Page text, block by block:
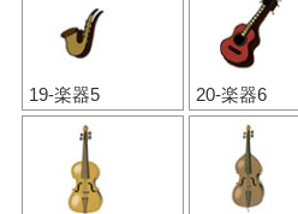
19-楽器5 20-楽器6